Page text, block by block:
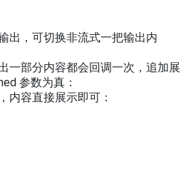
出，可切换非流式一把输出内
一部分内容都会回调一次，追加展
参数为真：
内容直接展示即可：